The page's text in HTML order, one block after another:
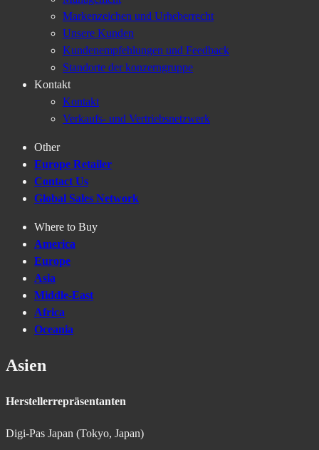
Markenzeichen und Urheberrecht
Unsere Kunden
Kundenempfehlungen und Feedback
Standorte der konzerngruppe
Kontakt
Kontakt
Verkaufs- und Vertriebsnetzwerk
Other
Europe Retailer
Contact Us
Global Sales Network
Where to Buy
America
Europe
Asia
Middle-East
Africa
Oceania
Asien
Herstellerrepräsentanten
Digi-Pas Japan (Tokyo, Japan)